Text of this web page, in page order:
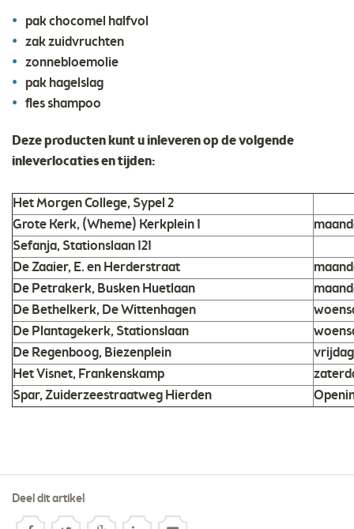
pak chocomel halfvol
zak zuidvruchten
zonnebloemolie
pak hagelslag
fles shampoo
Deze producten kunt u inleveren op de volgende
inleverlocaties en tijden:
Het Morgen College, Sypel 2
Grote Kerk, (Wheme) Kerkplein 1
Sefanja, Stationslaan 121
De Zaaier, E. en Herderstraat
De Petrakerk, Busken Huetlaan
De Bethelkerk, De Wittenhagen
De Plantagekerk, Stationslaan
De Regenboog, Biezenplein
vrijdag
Het Visnet, Frankenskamp
Spar, Zuiderzeestraatweg Hierden
Deel dit artikel